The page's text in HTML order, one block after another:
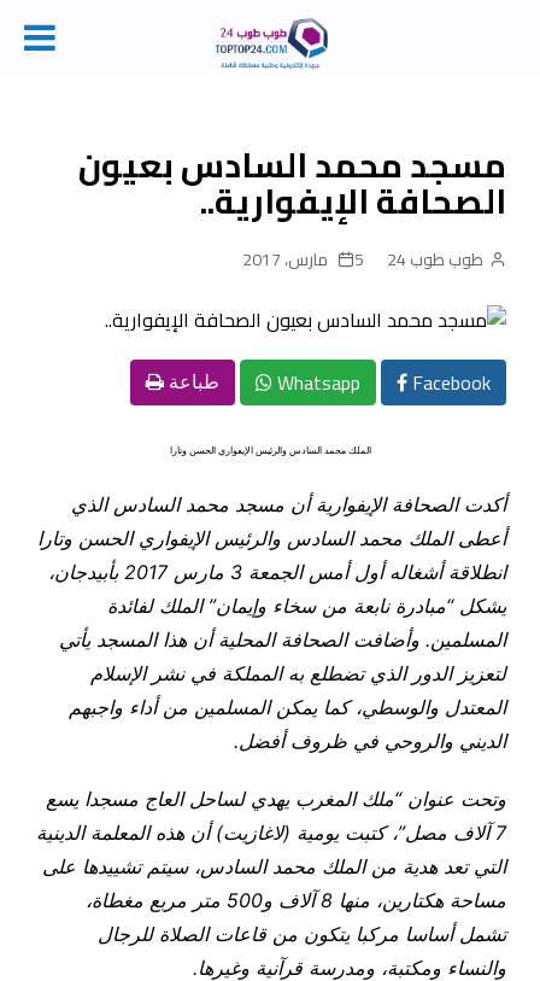
مسجد محمد السادس بعيون
الصحافة الإيفوارية..
طوب طوب 24 5 مارس، 2017
Facebook
Whatsapp طباعة
الملك محمد السادس والرئيس الإيفواري الحسن وتارا
أكدت الصحافة الإيفوارية أن مسجد محمد السادس الذي
أعطى الملك محمد السادس والرئيس الإيفواري الحسن وتارا
انطلاقة أشغاله أول أمس الجمعة 3 مارس 2017 بأبيدجان،
يشكل “مبادرة نابعة من سخاء وإيمان” الملك لفائدة
المسلمين. وأضافت الصحافة المحلية أن هذا المسجد يأتي
لتعزيز الدور الذي تضطلع به المملكة في نشر الإسلام
المعتدل والوسطي، كما يمكن المسلمين من أداء واجبهم
الديني والروحي في ظروف أفضل.
وتحت عنوان “ملك المغرب يهدي لساحل العاج مسجدا يسع
7 آلاف مصل”، كتبت يومية (لاغازيت) أن هذه المعلمة الدينية
التي تعد هدية من الملك محمد السادس، سيتم تشييدها على
مساحة هكتارين، منها 8 آلاف و500 متر مربع مغطاة،
تشمل أساسا مركبا يتكون من قاعات الصلاة للرجال
والنساء ومكتبة، ومدرسة قرآنية وغيرها.